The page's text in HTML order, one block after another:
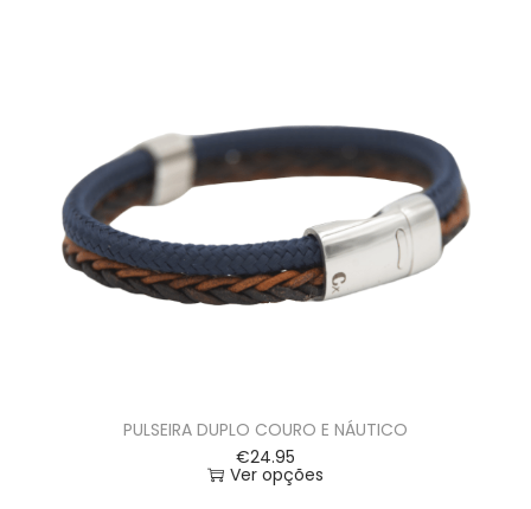
PULSEIRA DUPLO COURO E NÁUTICO
€24.95
Ver opções